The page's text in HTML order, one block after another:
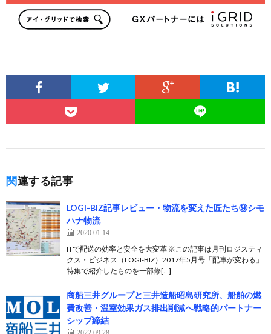
関連する記事
LOGI-BIZ記事レビュー・物流を変えた匠たち⑨シモ
ハナ物流
2020.01.14
ITで配送の効率と安全を大変革 ※この記事は月刊ロジスティ
クス・ビジネス（LOGI-BIZ）2017年5月号「配車が変わる」
特集で紹介したものを一部修[…]
商船三井グループと三井造船昭島研究所、船舶の燃
費改善・温室効果ガス排出削減へ戦略的パートナー
シップ締結
2022.09.28